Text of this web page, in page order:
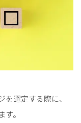
選定する際に、
。